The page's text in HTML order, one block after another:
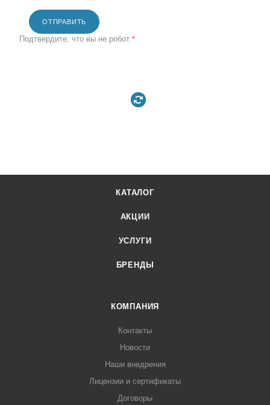
ОТПРАВИТЬ
Подтвердите, что вы не робот *
КАТАЛОГ
АКЦИИ
УСЛУГИ
БРЕНДЫ
КОМПАНИЯ
Контакты
Новости
Наши внедрения
Лицензии и сертификаты
Договоры